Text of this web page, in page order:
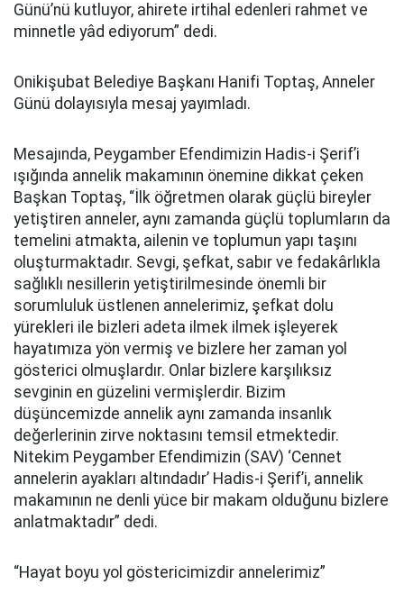
Günü’nü kutluyor, ahirete irtihal edenleri rahmet ve
minnetle yâd ediyorum” dedi.
Onikişubat Belediye Başkanı Hanifi Toptaş, Anneler
Günü dolayısıyla mesaj yayımladı.
Mesajında, Peygamber Efendimizin Hadis-i Şerif’i
ışığında annelik makamının önemine dikkat çeken
Başkan Toptaş, “İlk öğretmen olarak güçlü bireyler
yetiştiren anneler, aynı zamanda güçlü toplumların da
temelini atmakta, ailenin ve toplumun yapı taşını
oluşturmaktadır. Sevgi, şefkat, sabır ve fedakârlıkla
sağlıklı nesillerin yetiştirilmesinde önemli bir
sorumluluk üstlenen annelerimiz, şefkat dolu
yürekleri ile bizleri adeta ilmek ilmek işleyerek
hayatımıza yön vermiş ve bizlere her zaman yol
gösterici olmuşlardır. Onlar bizlere karşılıksız
sevginin en güzelini vermişlerdir. Bizim
düşüncemizde annelik aynı zamanda insanlık
değerlerinin zirve noktasını temsil etmektedir.
Nitekim Peygamber Efendimizin (SAV) ‘Cennet
annelerin ayakları altındadır’ Hadis-i Şerif’i, annelik
makamının ne denli yüce bir makam olduğunu bizlere
anlatmaktadır” dedi.
“Hayat boyu yol göstericimizdir annelerimiz”